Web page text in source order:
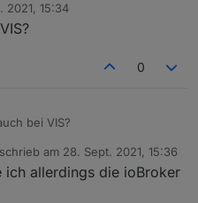
welches mit LineageOS
Nach einer Zeit
ich sie auf dem Rechner
immer ohne Probleme.
2021, 15:34
0
bei VIS?
schrieb am 28. Sept. 2021, 15:36
editiert von
ich allerdings die ioBroker